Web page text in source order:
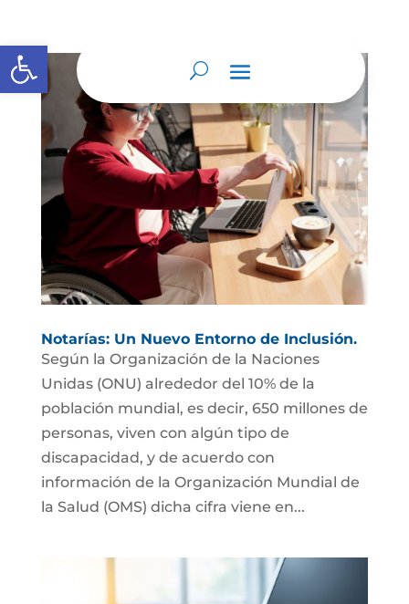
Abrir barra de herramientas
Notarías: Un Nuevo Entorno de Inclusión.
Según la Organización de la Naciones
Unidas (ONU) alrededor del 10% de la
población mundial, es decir, 650 millones de
personas, viven con algún tipo de
discapacidad, y de acuerdo con
información de la Organización Mundial de
la Salud (OMS) dicha cifra viene en...